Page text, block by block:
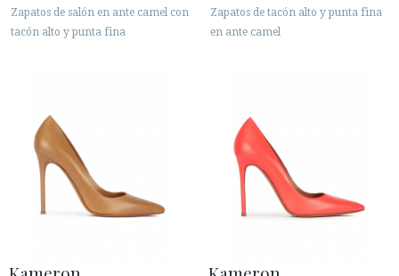
Zapatos de salón en ante camel con
tacón alto y punta fina
Zapatos de tacón alto y punta fina
en ante camel